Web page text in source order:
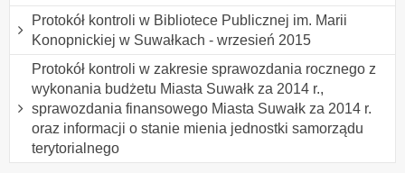
Protokół kontroli w Bibliotece Publicznej im. Marii
Konopnickiej w Suwałkach - wrzesień 2015
Protokół kontroli w zakresie sprawozdania rocznego z
wykonania budżetu Miasta Suwałk za 2014 r.,
sprawozdania finansowego Miasta Suwałk za 2014 r.
oraz informacji o stanie mienia jednostki samorządu
terytorialnego